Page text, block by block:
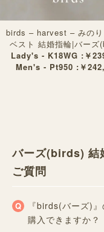
birds – harvest – みの
ベスト 結婚指輪|バーズ
Lady's - K18WG :￥
Men's - Pt950 :￥
バーズ(birds) 結
ご質問
『birds(バーズ)
購入できますか？